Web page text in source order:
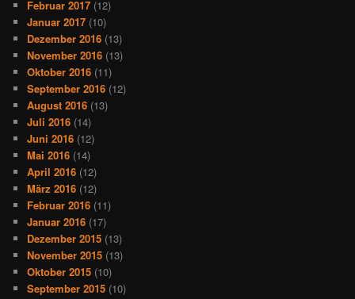
Februar 2017 (12)
Januar 2017 (10)
Dezember 2016 (13)
November 2016 (13)
Oktober 2016 (11)
September 2016 (12)
August 2016 (13)
Juli 2016 (14)
Juni 2016 (12)
Mai 2016 (14)
April 2016 (12)
März 2016 (12)
Februar 2016 (11)
Januar 2016 (17)
Dezember 2015 (13)
November 2015 (13)
Oktober 2015 (10)
September 2015 (10)